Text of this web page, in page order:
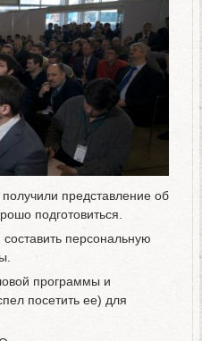
представление об
подготовиться.
персональную
программы и
посетить ее) для